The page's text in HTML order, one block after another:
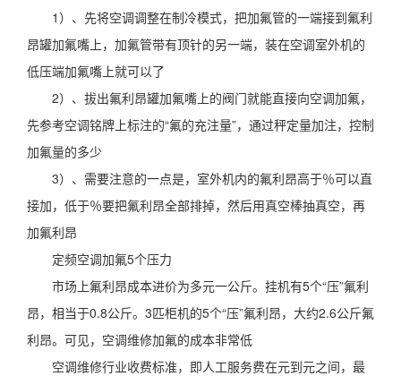
1）、先将空调调整在制冷模式，把加氟管的一端接到氟利
昂罐加氟嘴上，加氟管带有顶针的另一端，装在空调室外机的
低压端加氟嘴上就可以了
2）、拔出氟利昂罐加氟嘴上的阀门就能直接向空调加氟，
先参考空调铭牌上标注的“氟的充注量”，通过秤定量加注，控制
加氟量的多少
3）、需要注意的一点是，室外机内的氟利昂高于％可以直
接加，低于％要把氟利昂全部排掉，然后用真空棒抽真空，再
加氟利昂
定频空调加氟5个压力
市场上氟利昂成本进价为多元一公斤。挂机有5个“压”氟利
昂，相当于0.8公斤。3匹柜机的5个“压”氟利昂，大约2.6公斤氟
利昂。可见，空调维修加氟的成本非常低
空调维修行业收费标准，即人工服务费在元到元之间，最